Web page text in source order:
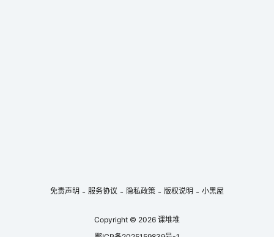
免责声明 - 服务协议 - 隐私政策 - 版权说明 - 小黑屋
Copyright © 2026 课堆堆